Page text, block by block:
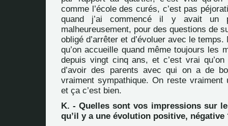
comme l’école des curés, c’est pas
quand j’ai commencé il y avait un
malheureusement, pour des questions de
obligé d’arrêter et d’évoluer avec le
qu’on accueille quand même toujours les
depuis vingt cinq ans, et c’est vrai
d’avoir des parents avec qui on a de
vraiment sympathique. On reste vraiment
et ça c’est bien.
K. - Quelles sont vos impressions sur
qu’il y a une évolution positive, négative